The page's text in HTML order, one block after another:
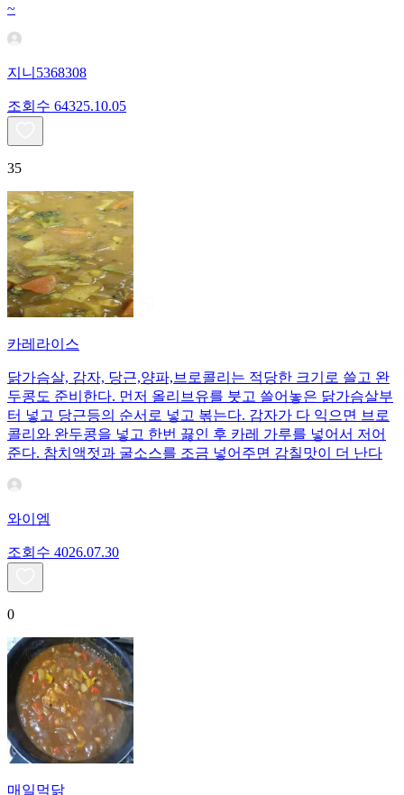
~
지니5368308
조회수 64325.10.05
35
카레라이스
닭가슴살, 감자, 당근,양파,브로콜리는 적당한 크기로 쓸고 완
두콩도 준비한다. 먼저 올리브유를 붓고 쓸어놓은 닭가슴살부
터 넣고 당근등의 순서로 넣고 볶는다. 감자가 다 익으면 브로
콜리와 완두콩을 넣고 한번 끓인 후 카레 가루를 넣어서 저어
준다. 참치액젓과 굴소스를 조금 넣어주면 감칠맛이 더 난다
와이엠
조회수 4026.07.30
0
매일먹닭